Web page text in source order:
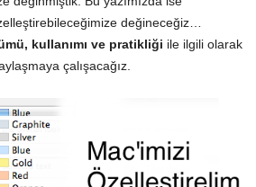
değineceğiz…
kullanımı ve pratikliği ile ilgili olarak
çalışacağız.